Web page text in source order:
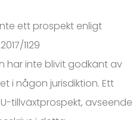
ett prospekt enligt
1129
har inte blivit godkänt av
i någon jurisdiktion. Ett
tillväxtprospekt, avseende